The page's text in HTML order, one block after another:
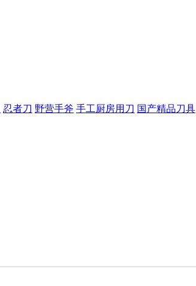
忍者刀 野营手斧 手工厨房用刀 国产精品刀具